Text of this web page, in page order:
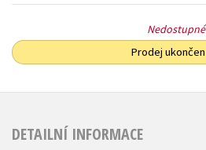
Nedostupné
Prodej ukončen
DETAILNÍ INFORMACE